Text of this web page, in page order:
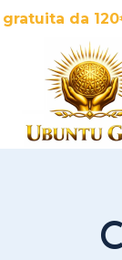
Salta
contenuto
da